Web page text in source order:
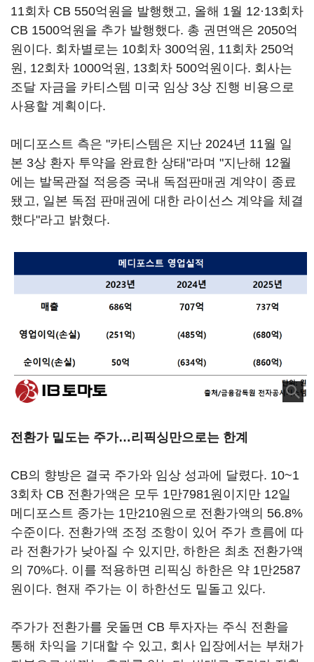
11회차 CB 550억원을 발행했고, 올해 1월 12·13회차
CB 1500억원을 추가 발행했다. 총 권면액은 2050억
원이다. 회차별로는 10회차 300억원, 11회차 250억
원, 12회차 1000억원, 13회차 500억원이다. 회사는
조달 자금을 카티스템 미국 임상 3상 진행 비용으로
사용할 계획이다.
메디포스트 측은 "카티스템은 지난 2024년 11월 일
본 3상 환자 투약을 완료한 상태"라며 "지난해 12월
에는 발목관절 적응증 국내 독점판매권 계약이 종료
됐고, 일본 독점 판매권에 대한 라이선스 계약을 체결
했다"라고 밝혔다.
전환가 밑도는 주가…리픽싱만으로는 한계
CB의 향방은 결국 주가와 임상 성과에 달렸다. 10~1
3회차 CB 전환가액은 모두 1만7981원이지만 12일
메디포스트 종가는 1만210원으로 전환가액의 56.8%
수준이다. 전환가액 조정 조항이 있어 주가 흐름에 따
라 전환가가 낮아질 수 있지만, 하한은 최초 전환가액
의 70%다. 이를 적용하면 리픽싱 하한은 약 1만2587
원이다. 현재 주가는 이 하한선도 밑돌고 있다.
주가가 전환가를 웃돌면 CB 투자자는 주식 전환을
통해 차익을 기대할 수 있고, 회사 입장에서는 부채가